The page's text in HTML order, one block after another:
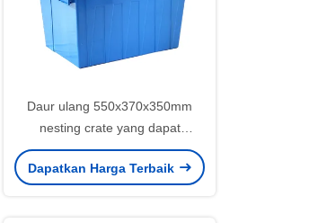
Daur ulang 550x370x350mm
nesting crate yang dapat
ditumpuk untuk penyimpanan
FSDXC64365 yang disesuaikan
Dapatkan Harga Terbaik